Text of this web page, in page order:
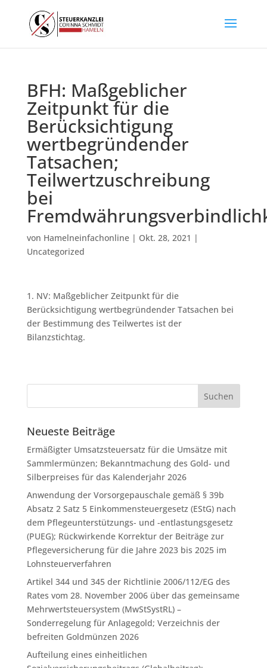
BFH: Maßgeblicher
Zeitpunkt für die
Berücksichtigung
wertbegründender
Tatsachen;
Teilwertzuschreibung
bei
von Hamelneinfachonline| Okt. 28, 2021 |
Uncategorized
1. NV: Maßgeblicher Zeitpunkt für die
Berücksichtigung wertbegründender Tatsachen bei
der Bestimmung des Teilwertes ist der
Bilanzstichtag.
Neueste Beiträge
Ermäßigter Umsatzsteuersatz für die Umsätze mit
Sammlermünzen; Bekanntmachung des Gold- und
Silberpreises für das Kalenderjahr 2026
Anwendung der Vorsorgepauschale gemäß § 39b
Absatz 2 Satz 5 Einkommensteuergesetz (EStG) nach
dem Pflegeunterstützungs- und -entlastungsgesetz
(PUEG); Rückwirkende Korrektur der Beiträge zur
Pflegeversicherung für die Jahre 2023 bis 2025 im
Lohnsteuerverfahren
Artikel 344 und 345 der Richtlinie 2006/112/EG des
Rates vom 28. November 2006 über das gemeinsame
Mehrwertsteuersystem (MwStSystRL) –
Sonderregelung für Anlagegold; Verzeichnis der
befreiten Goldmünzen 2026
Aufteilung eines einheitlichen